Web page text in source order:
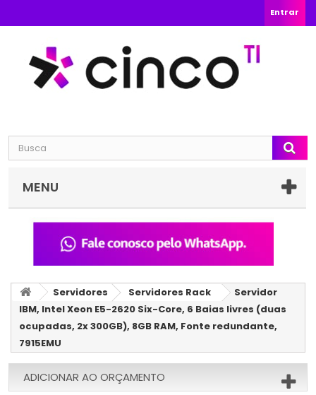
Entrar
MENU
Servidores Servidores Rack
Servidor
IBM, Intel Xeon E5-2620 Six-Core, 6 Baias livres (duas
ocupadas, 2x 300GB), 8GB RAM, Fonte redundante,
7915EMU
ADICIONAR AO ORÇAMENTO